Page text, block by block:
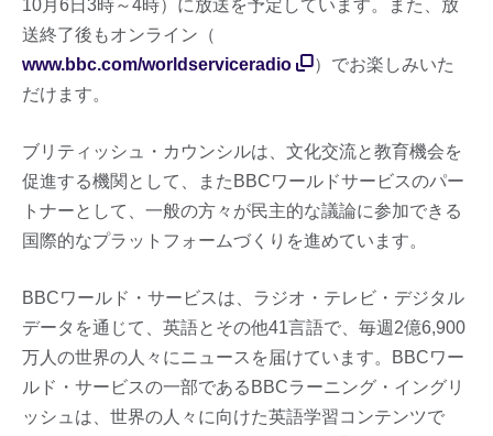
10月6日3時～4時）に放送を予定しています。また、放
送終了後もオンライン（
www.bbc.com/worldserviceradio
）でお楽しみいた
だけます。
ブリティッシュ・カウンシルは、文化交流と教育機会を
促進する機関として、またBBCワールドサービスのパー
トナーとして、一般の方々が民主的な議論に参加できる
国際的なプラットフォームづくりを進めています。
BBCワールド・サービスは、ラジオ・テレビ・デジタル
データを通じて、英語とその他41言語で、毎週2億6,900
万人の世界の人々にニュースを届けています。BBCワー
ルド・サービスの一部であるBBCラーニング・イングリ
ッシュは、世界の人々に向けた英語学習コンテンツで